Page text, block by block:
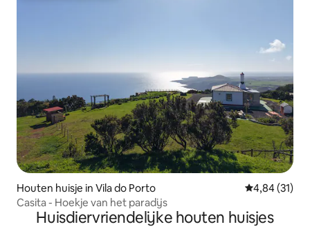
Houten huisje in Vila do Porto Gemiddelde
4,84 (31)
Casita - Hoekje van het paradijs
Huisdiervriendelijke houten huisjes